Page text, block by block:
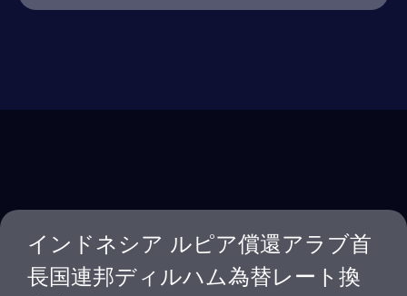
インドネシア ルピア償還アラブ首
長国連邦ディルハム為替レート換